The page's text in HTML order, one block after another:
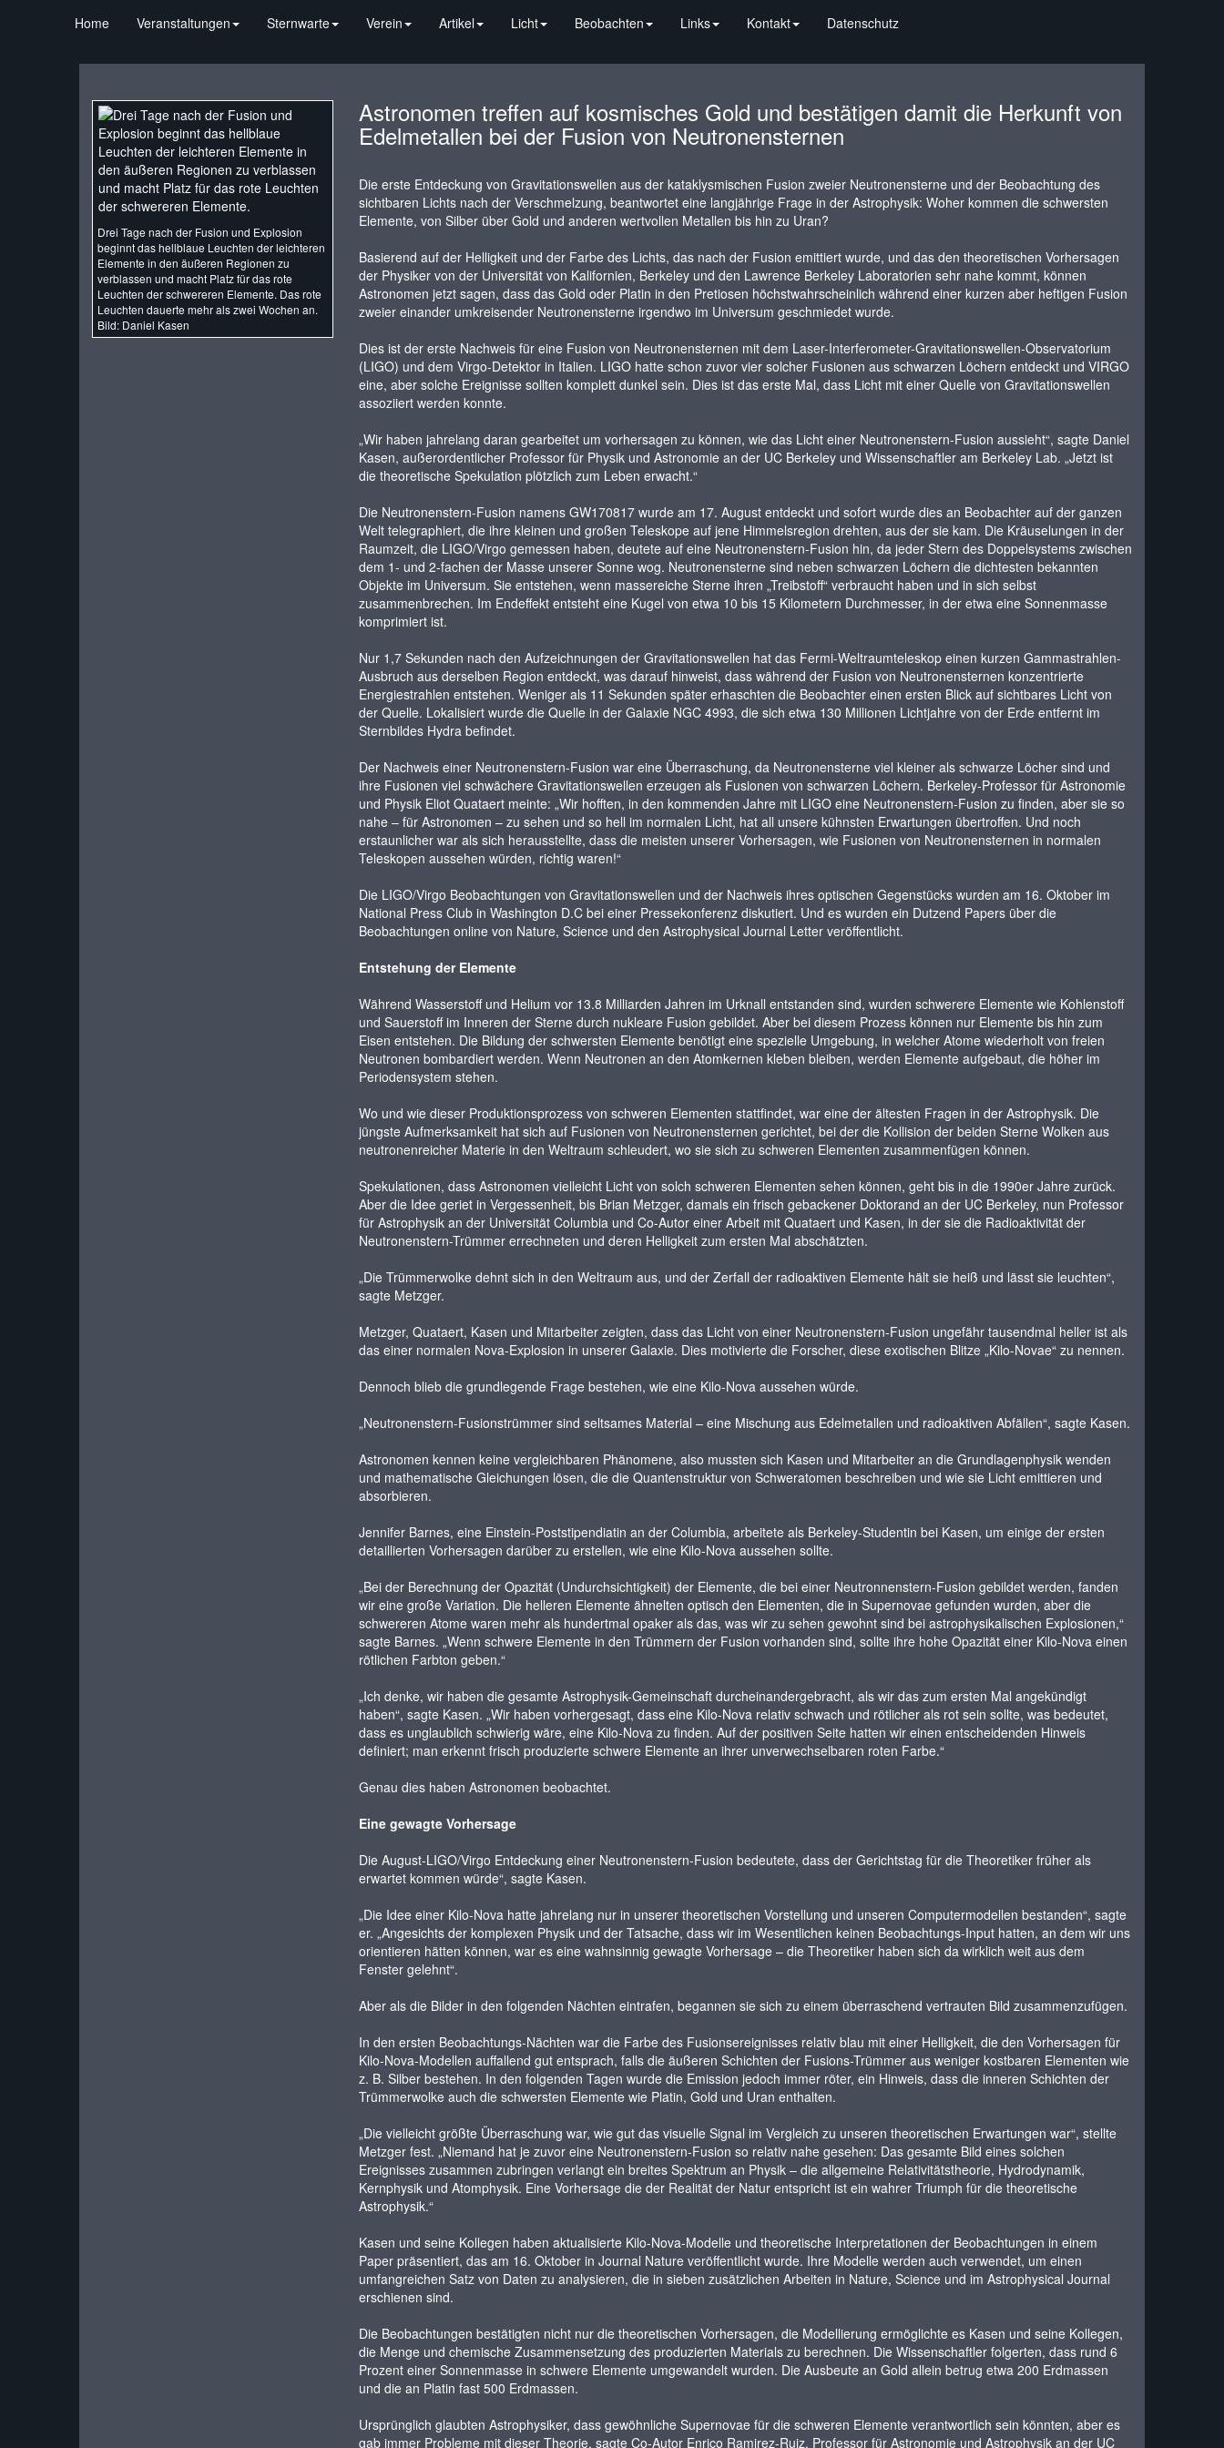
Home Veranstaltungen Sternwarte Verein Artikel Licht Beobachten Links Kontakt Datenschutz
Drei Tage nach der Fusion und Explosion
beginnt das hellblaue Leuchten der leichteren
Elemente in den äußeren Regionen zu
verblassen und macht Platz für das rote
Leuchten der schwereren Elemente. Das rote
Leuchten dauerte mehr als zwei Wochen an.
Bild: Daniel Kasen
Astronomen treffen auf kosmisches Gold und bestätigen damit die Herkunft von
Edelmetallen bei der Fusion von Neutronensternen
Die erste Entdeckung von Gravitationswellen aus der kataklysmischen Fusion zweier Neutronensterne und der Beobachtung des
sichtbaren Lichts nach der Verschmelzung, beantwortet eine langjährige Frage in der Astrophysik: Woher kommen die schwersten
Elemente, von Silber über Gold und anderen wertvollen Metallen bis hin zu Uran?
Basierend auf der Helligkeit und der Farbe des Lichts, das nach der Fusion emittiert wurde, und das den theoretischen Vorhersagen
der Physiker von der Universität von Kalifornien, Berkeley und den Lawrence Berkeley Laboratorien sehr nahe kommt, können
Astronomen jetzt sagen, dass das Gold oder Platin in den Pretiosen höchstwahrscheinlich während einer kurzen aber heftigen Fusion
zweier einander umkreisender Neutronensterne irgendwo im Universum geschmiedet wurde.
Dies ist der erste Nachweis für eine Fusion von Neutronensternen mit dem Laser-Interferometer-Gravitationswellen-Observatorium
(LIGO) und dem Virgo-Detektor in Italien. LIGO hatte schon zuvor vier solcher Fusionen aus schwarzen Löchern entdeckt und VIRGO
eine, aber solche Ereignisse sollten komplett dunkel sein. Dies ist das erste Mal, dass Licht mit einer Quelle von Gravitationswellen
assoziiert werden konnte.
„Wir haben jahrelang daran gearbeitet um vorhersagen zu können, wie das Licht einer Neutronenstern-Fusion aussieht“, sagte Daniel
Kasen, außerordentlicher Professor für Physik und Astronomie an der UC Berkeley und Wissenschaftler am Berkeley Lab. „Jetzt ist
die theoretische Spekulation plötzlich zum Leben erwacht.“
Die Neutronenstern-Fusion namens GW170817 wurde am 17. August entdeckt und sofort wurde dies an Beobachter auf der ganzen
Welt telegraphiert, die ihre kleinen und großen Teleskope auf jene Himmelsregion drehten, aus der sie kam. Die Kräuselungen in der
Raumzeit, die LIGO/Virgo gemessen haben, deutete auf eine Neutronenstern-Fusion hin, da jeder Stern des Doppelsystems zwischen
dem 1- und 2-fachen der Masse unserer Sonne wog. Neutronensterne sind neben schwarzen Löchern die dichtesten bekannten
Objekte im Universum. Sie entstehen, wenn massereiche Sterne ihren „Treibstoff“ verbraucht haben und in sich selbst
zusammenbrechen. Im Endeffekt entsteht eine Kugel von etwa 10 bis 15 Kilometern Durchmesser, in der etwa eine Sonnenmasse
komprimiert ist.
Nur 1,7 Sekunden nach den Aufzeichnungen der Gravitationswellen hat das Fermi-Weltraumteleskop einen kurzen Gammastrahlen-
Ausbruch aus derselben Region entdeckt, was darauf hinweist, dass während der Fusion von Neutronensternen konzentrierte
Energiestrahlen entstehen. Weniger als 11 Sekunden später erhaschten die Beobachter einen ersten Blick auf sichtbares Licht von
der Quelle. Lokalisiert wurde die Quelle in der Galaxie NGC 4993, die sich etwa 130 Millionen Lichtjahre von der Erde entfernt im
Sternbildes Hydra befindet.
Der Nachweis einer Neutronenstern-Fusion war eine Überraschung, da Neutronensterne viel kleiner als schwarze Löcher sind und
ihre Fusionen viel schwächere Gravitationswellen erzeugen als Fusionen von schwarzen Löchern. Berkeley-Professor für Astronomie
und Physik Eliot Quataert meinte: „Wir hofften, in den kommenden Jahre mit LIGO eine Neutronenstern-Fusion zu finden, aber sie so
nahe – für Astronomen – zu sehen und so hell im normalen Licht, hat all unsere kühnsten Erwartungen übertroffen. Und noch
erstaunlicher war als sich herausstellte, dass die meisten unserer Vorhersagen, wie Fusionen von Neutronensternen in normalen
Teleskopen aussehen würden, richtig waren!“
Die LIGO/Virgo Beobachtungen von Gravitationswellen und der Nachweis ihres optischen Gegenstücks wurden am 16. Oktober im
National Press Club in Washington D.C bei einer Pressekonferenz diskutiert. Und es wurden ein Dutzend Papers über die
Beobachtungen online von Nature, Science und den Astrophysical Journal Letter veröffentlicht.
Entstehung der Elemente
Während Wasserstoff und Helium vor 13.8 Milliarden Jahren im Urknall entstanden sind, wurden schwerere Elemente wie Kohlenstoff
und Sauerstoff im Inneren der Sterne durch nukleare Fusion gebildet. Aber bei diesem Prozess können nur Elemente bis hin zum
Eisen entstehen. Die Bildung der schwersten Elemente benötigt eine spezielle Umgebung, in welcher Atome wiederholt von freien
Neutronen bombardiert werden. Wenn Neutronen an den Atomkernen kleben bleiben, werden Elemente aufgebaut, die höher im
Periodensystem stehen.
Wo und wie dieser Produktionsprozess von schweren Elementen stattfindet, war eine der ältesten Fragen in der Astrophysik. Die
jüngste Aufmerksamkeit hat sich auf Fusionen von Neutronensternen gerichtet, bei der die Kollision der beiden Sterne Wolken aus
neutronenreicher Materie in den Weltraum schleudert, wo sie sich zu schweren Elementen zusammenfügen können.
Spekulationen, dass Astronomen vielleicht Licht von solch schweren Elementen sehen können, geht bis in die 1990er Jahre zurück.
Aber die Idee geriet in Vergessenheit, bis Brian Metzger, damals ein frisch gebackener Doktorand an der UC Berkeley, nun Professor
für Astrophysik an der Universität Columbia und Co-Autor einer Arbeit mit Quataert und Kasen, in der sie die Radioaktivität der
Neutronenstern-Trümmer errechneten und deren Helligkeit zum ersten Mal abschätzten.
„Die Trümmerwolke dehnt sich in den Weltraum aus, und der Zerfall der radioaktiven Elemente hält sie heiß und lässt sie leuchten“,
sagte Metzger.
Metzger, Quataert, Kasen und Mitarbeiter zeigten, dass das Licht von einer Neutronenstern-Fusion ungefähr tausendmal heller ist als
das einer normalen Nova-Explosion in unserer Galaxie. Dies motivierte die Forscher, diese exotischen Blitze „Kilo-Novae“ zu nennen.
Dennoch blieb die grundlegende Frage bestehen, wie eine Kilo-Nova aussehen würde.
„Neutronenstern-Fusionstrümmer sind seltsames Material – eine Mischung aus Edelmetallen und radioaktiven Abfällen“, sagte Kasen.
Astronomen kennen keine vergleichbaren Phänomene, also mussten sich Kasen und Mitarbeiter an die Grundlagenphysik wenden
und mathematische Gleichungen lösen, die die Quantenstruktur von Schweratomen beschreiben und wie sie Licht emittieren und
absorbieren.
Jennifer Barnes, eine Einstein-Poststipendiatin an der Columbia, arbeitete als Berkeley-Studentin bei Kasen, um einige der ersten
detaillierten Vorhersagen darüber zu erstellen, wie eine Kilo-Nova aussehen sollte.
„Bei der Berechnung der Opazität (Undurchsichtigkeit) der Elemente, die bei einer Neutronnenstern-Fusion gebildet werden, fanden
wir eine große Variation. Die helleren Elemente ähnelten optisch den Elementen, die in Supernovae gefunden wurden, aber die
schwereren Atome waren mehr als hundertmal opaker als das, was wir zu sehen gewohnt sind bei astrophysikalischen Explosionen,“
sagte Barnes. „Wenn schwere Elemente in den Trümmern der Fusion vorhanden sind, sollte ihre hohe Opazität einer Kilo-Nova einen
rötlichen Farbton geben.“
„Ich denke, wir haben die gesamte Astrophysik-Gemeinschaft durcheinandergebracht, als wir das zum ersten Mal angekündigt
haben“, sagte Kasen. „Wir haben vorhergesagt, dass eine Kilo-Nova relativ schwach und rötlicher als rot sein sollte, was bedeutet,
dass es unglaublich schwierig wäre, eine Kilo-Nova zu finden. Auf der positiven Seite hatten wir einen entscheidenden Hinweis
definiert; man erkennt frisch produzierte schwere Elemente an ihrer unverwechselbaren roten Farbe.“
Genau dies haben Astronomen beobachtet.
Eine gewagte Vorhersage
Die August-LIGO/Virgo Entdeckung einer Neutronenstern-Fusion bedeutete, dass der Gerichtstag für die Theoretiker früher als
erwartet kommen würde“, sagte Kasen.
„Die Idee einer Kilo-Nova hatte jahrelang nur in unserer theoretischen Vorstellung und unseren Computermodellen bestanden“, sagte
er. „Angesichts der komplexen Physik und der Tatsache, dass wir im Wesentlichen keinen Beobachtungs-Input hatten, an dem wir uns
orientieren hätten können, war es eine wahnsinnig gewagte Vorhersage – die Theoretiker haben sich da wirklich weit aus dem
Fenster gelehnt“.
Aber als die Bilder in den folgenden Nächten eintrafen, begannen sie sich zu einem überraschend vertrauten Bild zusammenzufügen.
In den ersten Beobachtungs-Nächten war die Farbe des Fusionsereignisses relativ blau mit einer Helligkeit, die den Vorhersagen für
Kilo-Nova-Modellen auffallend gut entsprach, falls die äußeren Schichten der Fusions-Trümmer aus weniger kostbaren Elementen wie
z. B. Silber bestehen. In den folgenden Tagen wurde die Emission jedoch immer röter, ein Hinweis, dass die inneren Schichten der
Trümmerwolke auch die schwersten Elemente wie Platin, Gold und Uran enthalten.
„Die vielleicht größte Überraschung war, wie gut das visuelle Signal im Vergleich zu unseren theoretischen Erwartungen war“, stellte
Metzger fest. „Niemand hat je zuvor eine Neutronenstern-Fusion so relativ nahe gesehen: Das gesamte Bild eines solchen
Ereignisses zusammen zubringen verlangt ein breites Spektrum an Physik – die allgemeine Relativitätstheorie, Hydrodynamik,
Kernphysik und Atomphysik. Eine Vorhersage die der Realität der Natur entspricht ist ein wahrer Triumph für die theoretische
Astrophysik.“
Kasen und seine Kollegen haben aktualisierte Kilo-Nova-Modelle und theoretische Interpretationen der Beobachtungen in einem
Paper präsentiert, das am 16. Oktober in Journal Nature veröffentlicht wurde. Ihre Modelle werden auch verwendet, um einen
umfangreichen Satz von Daten zu analysieren, die in sieben zusätzlichen Arbeiten in Nature, Science und im Astrophysical Journal
erschienen sind.
Die Beobachtungen bestätigten nicht nur die theoretischen Vorhersagen, die Modellierung ermöglichte es Kasen und seine Kollegen,
die Menge und chemische Zusammensetzung des produzierten Materials zu berechnen. Die Wissenschaftler folgerten, dass rund 6
Prozent einer Sonnenmasse in schwere Elemente umgewandelt wurden. Die Ausbeute an Gold allein betrug etwa 200 Erdmassen
und die an Platin fast 500 Erdmassen.
Ursprünglich glaubten Astrophysiker, dass gewöhnliche Supernovae für die schweren Elemente verantwortlich sein könnten, aber es
gab immer Probleme mit dieser Theorie, sagte Co-Autor Enrico Ramirez-Ruiz, Professor für Astronomie und Astrophysik an der UC